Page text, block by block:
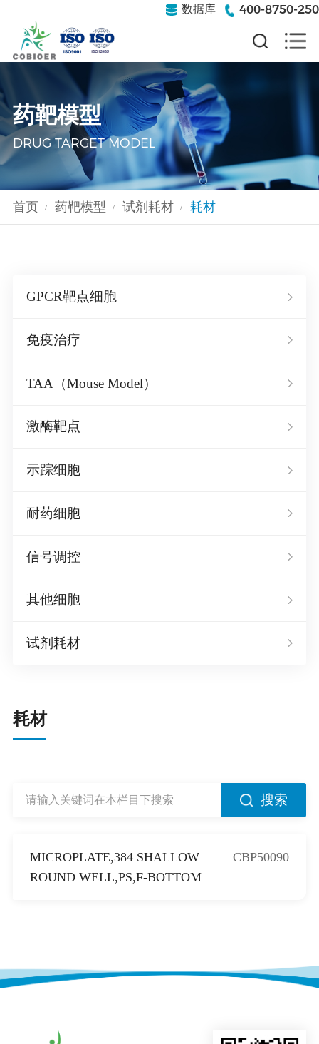
数据库 400-8750-250
药靶模型
DRUG TARGET MODEL
首页 / 药靶模型 / 试剂耗材 / 耗材
GPCR靶点细胞
免疫治疗
TAA（Mouse Model）
激酶靶点
示踪细胞
耐药细胞
信号调控
其他细胞
试剂耗材
耗材
搜索
MICROPLATE,384 SHALLOW
ROUND WELL,PS,F-BOTTOM
CBP50090